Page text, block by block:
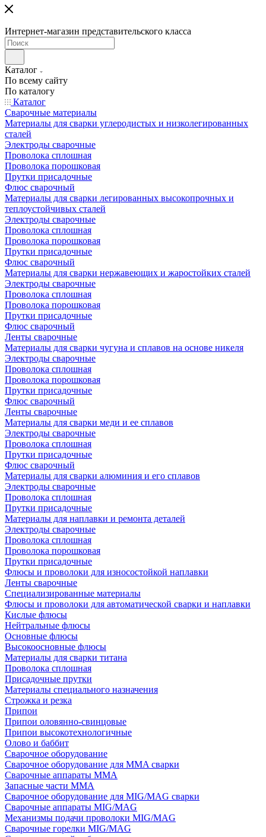
Интернет-магазин представительского класса
Каталог
По всему сайту
По каталогу
Каталог
Сварочные материалы
Материалы для сварки углеродистых и низколегированных
сталей
Электроды сварочные
Проволока сплошная
Проволока порошковая
Прутки присадочные
Флюс сварочный
Материалы для сварки легированных высокопрочных и
теплоустойчивых сталей
Электроды сварочные
Проволока сплошная
Проволока порошковая
Прутки присадочные
Флюс сварочный
Материалы для сварки нержавеющих и жаростойких сталей
Электроды сварочные
Проволока сплошная
Проволока порошковая
Прутки присадочные
Флюс сварочный
Ленты сварочные
Материалы для сварки чугуна и сплавов на основе никеля
Электроды сварочные
Проволока сплошная
Проволока порошковая
Прутки присадочные
Флюс сварочный
Ленты сварочные
Материалы для сварки меди и ее сплавов
Электроды сварочные
Проволока сплошная
Прутки присадочные
Флюс сварочный
Материалы для сварки алюминия и его сплавов
Электроды сварочные
Проволока сплошная
Прутки присадочные
Материалы для наплавки и ремонта деталей
Электроды сварочные
Проволока сплошная
Проволока порошковая
Прутки присадочные
Флюсы и проволоки для износостойкой наплавки
Ленты сварочные
Специализированные материалы
Флюсы и проволоки для автоматической сварки и наплавки
Кислые флюсы
Нейтральные флюсы
Основные флюсы
Высокоосновные флюсы
Материалы для сварки титана
Проволока сплошная
Присадочные прутки
Материалы специального назначения
Строжка и резка
Припои
Припои оловянно-свинцовые
Припои высокотехнологичные
Олово и баббит
Сварочное оборудование
Сварочное оборудование для MMA сварки
Сварочные аппараты MMA
Запасные части MMA
Сварочное оборудование для MIG/MAG сварки
Сварочные аппараты MIG/MAG
Механизмы подачи проволоки MIG/MAG
Сварочные горелки MIG/MAG